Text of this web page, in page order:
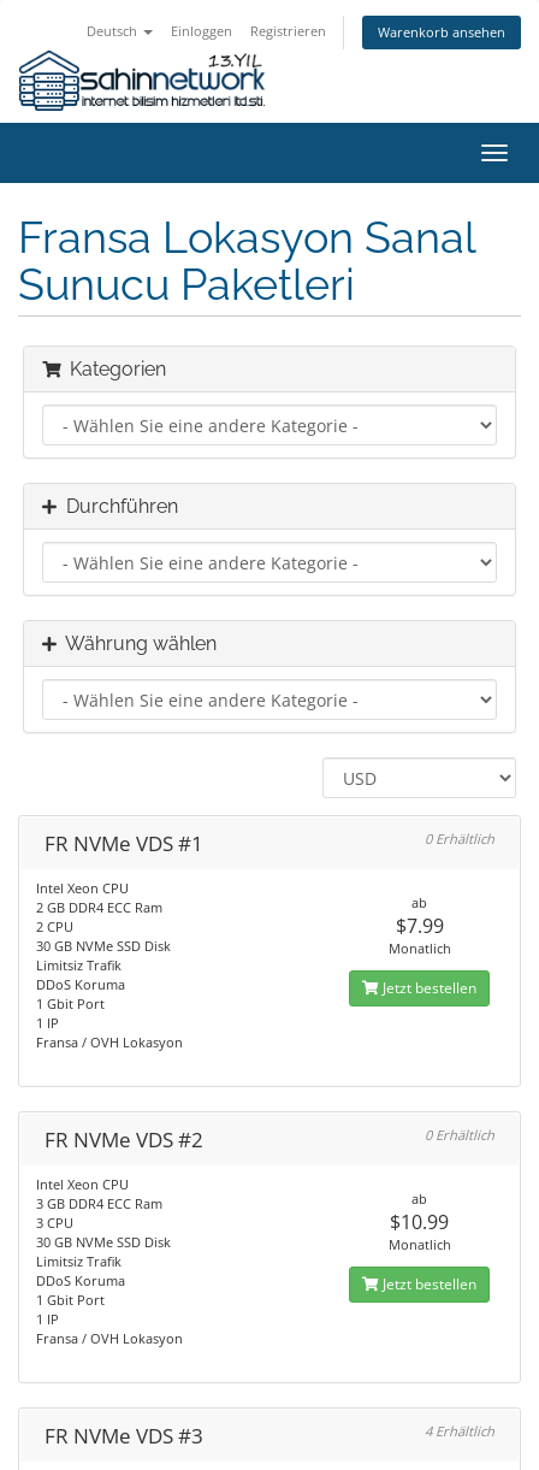
Deutsch Einloggen Registrieren Warenkorb ansehen
ein-/
Fransa Lokasyon Sanal
Sunucu Paketleri
Kategorien
Durchführen
Währung wählen
FR NVMe VDS #1 0 Erhältlich
Intel Xeon CPU
2 GB DDR4 ECC Ram
2 CPU
30 GB NVMe SSD Disk
Limitsiz Trafik
DDoS Koruma
1 Gbit Port
1 IP
Fransa / OVH Lokasyon
ab
$7.99
Monatlich
Jetzt bestellen
FR NVMe VDS #2 0 Erhältlich
Intel Xeon CPU
3 GB DDR4 ECC Ram
3 CPU
30 GB NVMe SSD Disk
Limitsiz Trafik
DDoS Koruma
1 Gbit Port
1 IP
Fransa / OVH Lokasyon
ab
$10.99
Monatlich
Jetzt bestellen
FR NVMe VDS #3 4 Erhältlich